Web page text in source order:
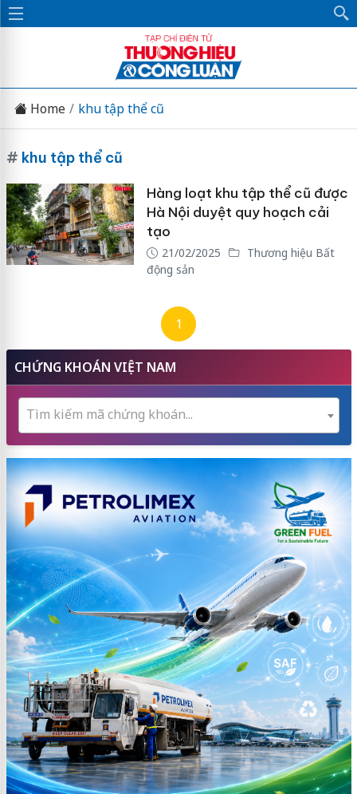
Home khu tập thể cũ
# khu tập thể cũ
Hàng loạt khu tập thể cũ được
Hà Nội duyệt quy hoạch cải
tạo
21/02/2025
Thương hiệu Bất
động sản
1
CHỨNG KHOÁN VIỆT NAM
Tìm kiếm mã chứng khoán...